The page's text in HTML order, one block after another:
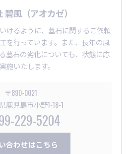
碧風（アオカゼ）
けるように、墓石に関するご依頼
を行っています。また、長年の風
墓石の劣化についても、状態に応
施いたします。
〒890-0021
鹿児島市小野1-18-1
229-5204
合わせはこちら